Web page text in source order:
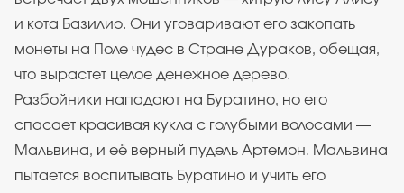
и кота Базилио. Они уговаривают его закопать
монеты на Поле чудес в Стране Дураков, обещая,
что вырастет целое денежное дерево.
Разбойники нападают на Буратино, но его
спасает красивая кукла с голубыми волосами —
Мальвина, и её верный пудель Артемон. Мальвина
пытается воспитывать Буратино и учить его